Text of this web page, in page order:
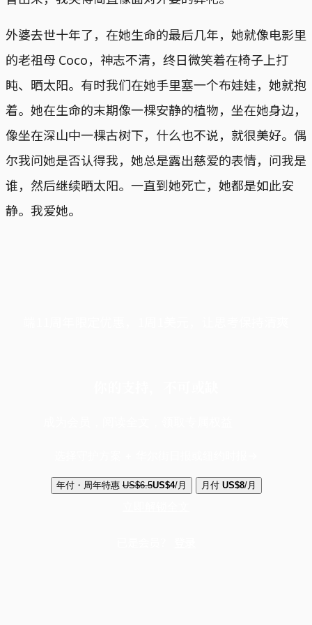
外婆去世十年了，在她生命的最后几年，她就像电影里
的老祖母 Coco，神志不清，终日微笑着在椅子上打
盹、晒太阳。有时我们在她手里塞一个布娃娃，她就抱
着。她在生命的末期像一棵安静的植物，坐在她身边，
像坐在深山中一棵古树下，什么也不说，就很美好。偶
尔我问她是否认得我，她总是露出慈爱的表情，问我是
谁，然后继续晒太阳。一直到她死亡，她都是如此安
静。我爱她。
年付・周年特惠 US$6.5US$4/月 月付 US$8/月